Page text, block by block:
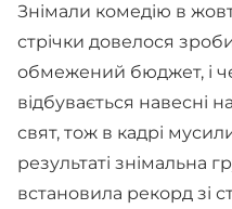
Знімали комедію в
стрічки довелося
обмежений бюджет, і
відбувається навесні
свят, тож в кадрі
результаті знімальна
встановила рекорд зі